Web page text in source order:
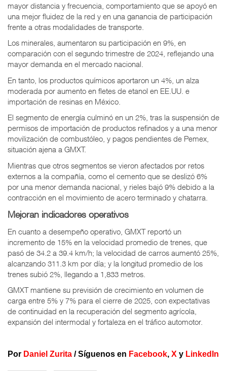
mayor distancia y frecuencia, comportamiento que se apoyó en
una mejor fluidez de la red y en una ganancia de participación
frente a otras modalidades de transporte.
Los minerales, aumentaron su participación en 9%, en
comparación con el segundo trimestre de 2024, reflejando una
mayor demanda en el mercado nacional.
En tanto, los productos químicos aportaron un 4%, un alza
moderada por aumento en fletes de etanol en EE.UU. e
importación de resinas en México.
El segmento de energía culminó en un 2%, tras la suspensión de
permisos de importación de productos refinados y a una menor
movilización de combustóleo, y pagos pendientes de Pemex,
situación ajena a GMXT.
Mientras que otros segmentos se vieron afectados por retos
externos a la compañía, como el cemento que se deslizó 6%
por una menor demanda nacional, y rieles bajó 9% debido a la
contracción en el movimiento de acero terminado y chatarra.
Mejoran indicadores operativos
En cuanto a desempeño operativo, GMXT reportó un
incremento de 15% en la velocidad promedio de trenes, que
pasó de 34.2 a 39.4 km/h; la velocidad de carros aumentó 25%,
alcanzando 311.3 km por día; y la longitud promedio de los
trenes subió 2%, llegando a 1,833 metros.
GMXT mantiene su previsión de crecimiento en volumen de
carga entre 5% y 7% para el cierre de 2025, con expectativas
de continuidad en la recuperación del segmento agrícola,
expansión del intermodal y fortaleza en el tráfico automotor.
Por Daniel Zurita / Síguenos en Facebook, X y LinkedIn